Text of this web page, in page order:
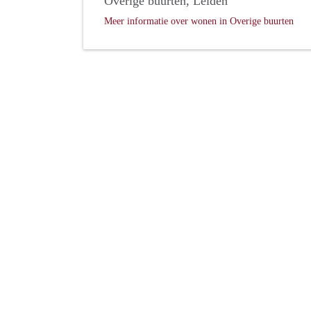
Meer informatie over wonen in Overige buurten